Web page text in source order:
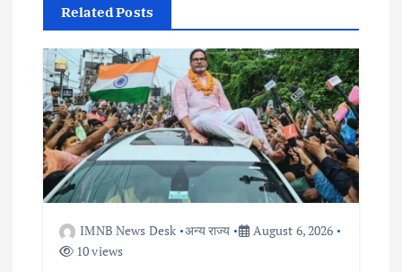
g
a
t
Related Posts
IMNB News Desk अन्य राज्य
August 6, 2026
10 views